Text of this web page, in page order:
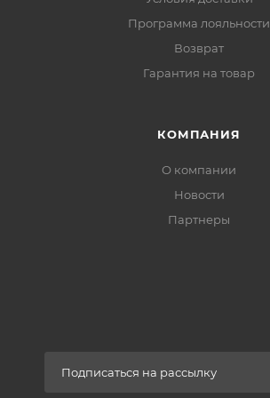
Программа лояльности
Возврат
Гарантия на товар
КОМПАНИЯ
О компании
Новости
Партнеры
Подписаться на рассылку